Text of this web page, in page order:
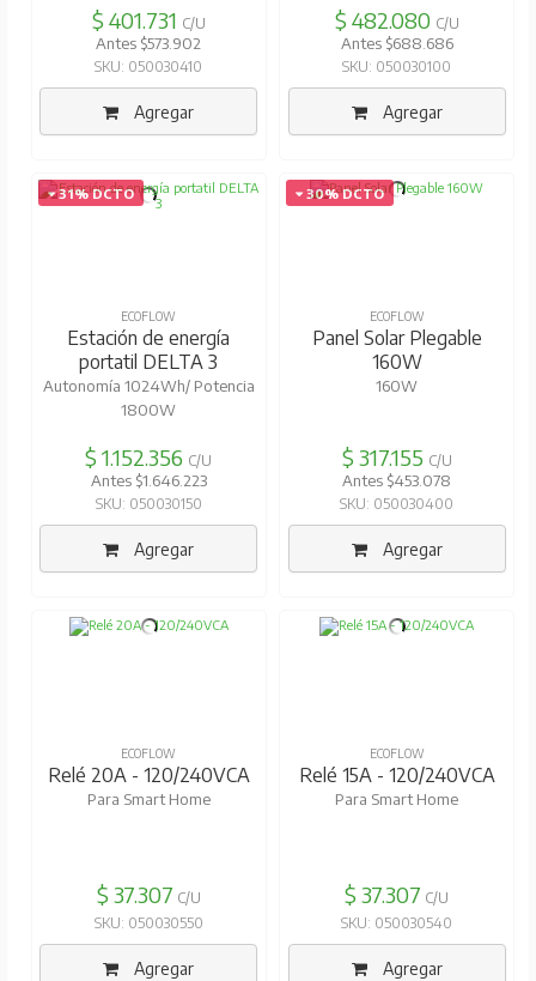
$ 401.731 C/U
Antes $573.902
SKU: 050030410
Agregar
$ 482.080 C/U
Antes $688.686
SKU: 050030100
Agregar
31% DCTO
ECOFLOW
Estación de energía
portatil DELTA 3
Autonomía 1024Wh/ Potencia
1800W
$ 1.152.356 C/U
Antes $1.646.223
SKU: 050030150
Agregar
30% DCTO
ECOFLOW
Panel Solar Plegable
160W
160W
$ 317.155 C/U
Antes $453.078
SKU: 050030400
Agregar
ECOFLOW
Relé 20A - 120/240VCA
Para Smart Home
$ 37.307 C/U
SKU: 050030550
Agregar
ECOFLOW
Relé 15A - 120/240VCA
Para Smart Home
$ 37.307 C/U
SKU: 050030540
Agregar